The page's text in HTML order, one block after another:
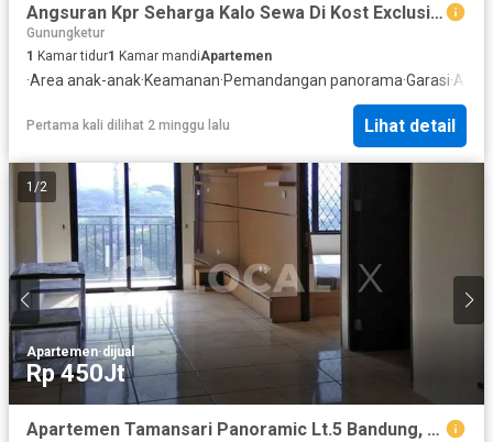
Angsuran Kpr Seharga Kalo Sewa Di Kost Exclusive Yogjakarta
Gunungketur
1 Kamar tidur1 Kamar mandiApartemen
·Area anak-anak·Keamanan·Pemandangan panorama·Garasi·AC
Pertama kali dilihat 2 minggu lalu Lihat detail
1 /2
Apartemen·dijual
Rp 450Jt
Apartemen Tamansari Panoramic Lt.5 Bandung, Jawa Barat